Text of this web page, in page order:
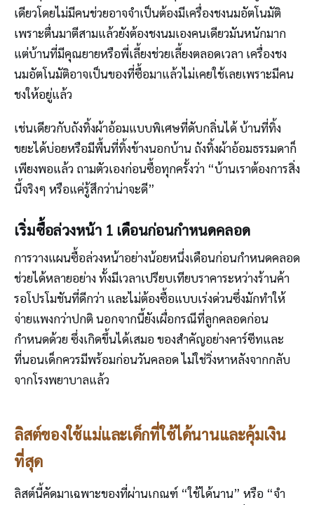
เดียวโดยไม่มีคนช่วยอาจจำเป็นต้องมีเครื่องชงนมอัตโนมัติ
เพราะตื่นมาตีสามแล้วยังต้องชงนมเองคนเดียวมันหนักมาก
แต่บ้านที่มีคุณยายหรือพี่เลี้ยงช่วยเลี้ยงตลอดเวลา เครื่องชง
นมอัตโนมัติอาจเป็นของที่ซื้อมาแล้วไม่เคยใช้เลยเพราะมีคน
ชงให้อยู่แล้ว
เช่นเดียวกับถังทิ้งผ้าอ้อมแบบพิเศษที่ดับกลิ่นได้ บ้านที่ทิ้ง
ขยะได้บ่อยหรือมีพื้นที่ทิ้งข้างนอกบ้าน ถังทิ้งผ้าอ้อมธรรมดาก็
เพียงพอแล้ว ถามตัวเองก่อนซื้อทุกครั้งว่า “บ้านเราต้องการสิ่ง
นี้จริงๆ หรือแค่รู้สึกว่าน่าจะดี”
เริ่มซื้อล่วงหน้า 1 เดือนก่อนกำหนดคลอด
การวางแผนซื้อล่วงหน้าอย่างน้อยหนึ่งเดือนก่อนกำหนดคลอด
ช่วยได้หลายอย่าง ทั้งมีเวลาเปรียบเทียบราคาระหว่างร้านค้า
รอโปรโมชันที่ดีกว่า และไม่ต้องซื้อแบบเร่งด่วนซึ่งมักทำให้
จ่ายแพงกว่าปกติ นอกจากนี้ยังเผื่อกรณีที่ลูกคลอดก่อน
กำหนดด้วย ซึ่งเกิดขึ้นได้เสมอ ของสำคัญอย่างคาร์ซีทและ
ที่นอนเด็กควรมีพร้อมก่อนวันคลอด ไม่ใช่วิ่งหาหลังจากกลับ
จากโรงพยาบาลแล้ว
ลิสต์ของใช้แม่และเด็กที่ใช้ได้นานและคุ้มเงิน
ที่สุด
ลิสต์นี้คัดมาเฉพาะของที่ผ่านเกณฑ์ “ใช้ได้นาน” หรือ “จำ